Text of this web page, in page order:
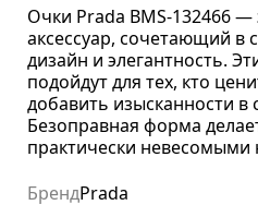
Очки Prada BMS-132466 —
аксессуар, сочетающий в
дизайн и элегантность.
подойдут для тех, кто
добавить изысканности в
Безоправная форма
практически невесомыми
БрендPrada